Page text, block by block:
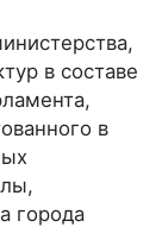
в составе
в
города